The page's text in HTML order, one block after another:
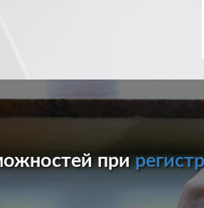
при